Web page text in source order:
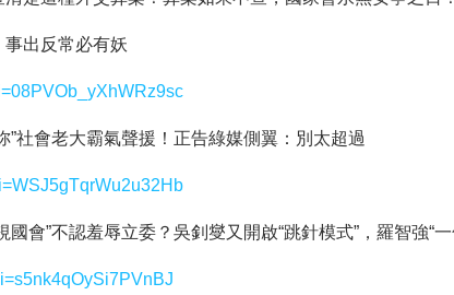
出反常必有妖
”社會老大霸氣聲援！正告綠媒側翼：別太超過
國會”不認羞辱立委？吳釗燮又開啟“跳針模式”，羅智強“